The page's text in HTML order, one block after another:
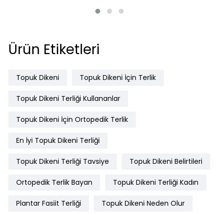
Ürün Etiketleri
Topuk Dikeni Topuk Dikeni İçin Terlik
Topuk Dikeni Terliği Kullananlar
Topuk Dikeni İçin Ortopedik Terlik
En İyi Topuk Dikeni Terliği
Topuk Dikeni Terliği Tavsiye Topuk Dikeni Belirtileri
Ortopedik Terlik Bayan Topuk Dikeni Terliği Kadın
Plantar Fasiit Terliği Topuk Dikeni Neden Olur